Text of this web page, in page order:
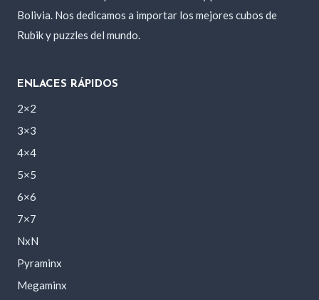
Bolivia. Nos dedicamos a importar los mejores cubos de
Rubik y puzzles del mundo.
ENLACES RÁPIDOS
2×2
3×3
4×4
5×5
6×6
7×7
NxN
Pyraminx
Megaminx